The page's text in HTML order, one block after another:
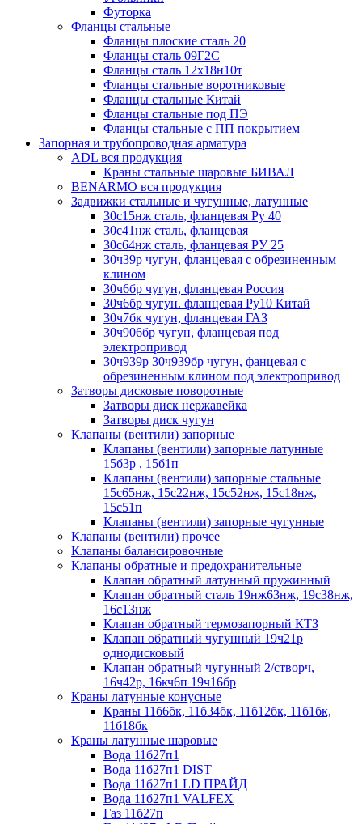
Футорка
Фланцы стальные
Фланцы плоские сталь 20
Фланцы сталь 09Г2С
Фланцы сталь 12х18н10т
Фланцы стальные воротниковые
Фланцы стальные Китай
Фланцы стальные под ПЭ
Фланцы стальные с ПП покрытием
Запорная и трубопроводная арматура
ADL вся продукция
Краны стальные шаровые БИВАЛ
BENARMO вся продукция
Задвижки стальные и чугунные, латунные
30с15нж сталь, фланцевая Ру 40
30с41нж сталь, фланцевая
30с64нж сталь, фланцевая РУ 25
30ч39р чугун, фланцевая с обрезиненным
клином
30ч6бр чугун, фланцевая Россия
30ч6бр чугун. фланцевая Ру10 Китай
30ч7бк чугун, фланцевая ГАЗ
30ч906бр чугун, фланцевая под
электропривод
30ч939р 30ч939бр чугун, фанцевая с
обрезиненным клином под электропривод
Затворы дисковые поворотные
Затворы диск нержавейка
Затворы диск чугун
Клапаны (вентили) запорные
Клапаны (вентили) запорные латунные
15б3р , 15б1п
Клапаны (вентили) запорные стальные
15с65нж, 15с22нж, 15с52нж, 15с18нж,
15с51п
Клапаны (вентили) запорные чугунные
Клапаны (вентили) прочее
Клапаны балансировочные
Клапаны обратные и предохранительные
Клапан обратный латунный пружинный
Клапан обратный сталь 19нж63нж, 19с38нж,
16с13нж
Клапан обратный термозапорный КТЗ
Клапан обратный чугунный 19ч21р
однодисковый
Клапан обратный чугунный 2/створч,
16ч42р, 16кч6п 19ч16бр
Краны латунные конусные
Краны 11б6бк, 11б34бк, 11б12бк, 11б1бк,
11б18бк
Краны латунные шаровые
Вода 11б27п1
Вода 11б27п1 DIST
Вода 11б27п1 LD ПРАЙД
Вода 11б27п1 VALFEX
Газ 11б27п